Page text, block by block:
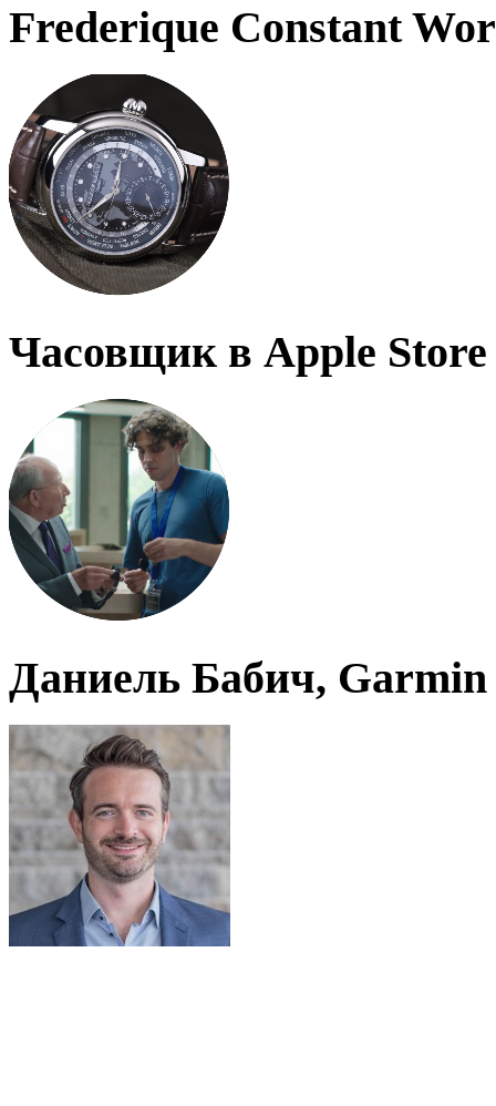
Frederique Constant
Часовщик в Apple Store
Даниель Бабич, Garmin